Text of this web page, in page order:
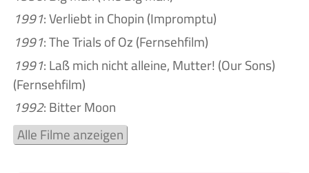
1991: Verliebt in Chopin (Impromptu)
1991: The Trials of Oz (Fernsehfilm)
1991: Laß mich nicht alleine, Mutter! (Our Sons)
(Fernsehfilm)
1992: Bitter Moon
Alle Filme anzeigen